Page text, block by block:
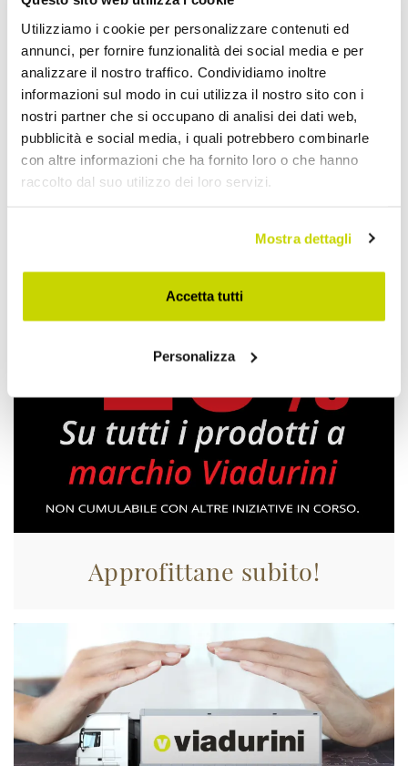
Utilizziamo i cookie per personalizzare contenuti ed
annunci, per fornire funzionalità dei social media e per
analizzare il nostro traffico. Condividiamo inoltre
informazioni sul modo in cui utilizza il nostro sito con i
nostri partner che si occupano di analisi dei dati web,
pubblicità e social media, i quali potrebbero combinarle
con altre informazioni che ha fornito loro o che hanno
raccolto dal suo utilizzo dei loro servizi.
Mostra dettagli
Accetta tutti
Personalizza
Invia la tua opinione su questo prodotto
Condividi
Tavoli Fissi in Pietra
Approfittane subito!